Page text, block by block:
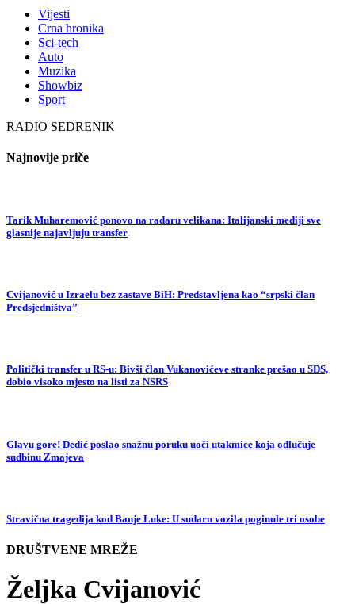
Vijesti
Crna hronika
Sci-tech
Auto
Muzika
Showbiz
Sport
RADIO SEDRENIK
Najnovije priče
Tarik Muharemović ponovo na radaru velikana: Italijanski mediji sve
glasnije najavljuju transfer
Cvijanović u Izraelu bez zastave BiH: Predstavljena kao “srpski član
Predsjedništva”
Politički transfer u RS-u: Bivši član Vukanovićeve stranke prešao u SDS,
dobio visoko mjesto na listi za NSRS
Glavu gore! Dedić poslao snažnu poruku uoči utakmice koja odlučuje
sudbinu Zmajeva
Stravična tragedija kod Banje Luke: U sudaru vozila poginule tri osobe
DRUŠTVENE MREŽE
Željka Cvijanović